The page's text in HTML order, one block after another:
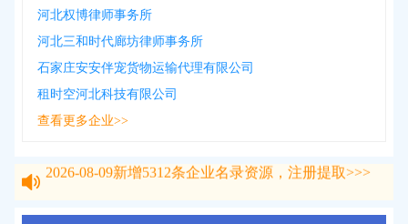
河北权博律师事务所
河北三和时代廊坊律师事务所
石家庄安安伴宠货物运输代理有限公司
租时空河北科技有限公司
查看更多企业>>
2026-08-09新增5312 条企业名录资源，注册提取>>>